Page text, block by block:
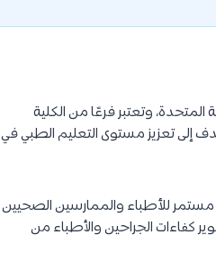
المتحدة، وتعتبر فرعًا من الكلية
إلى تعزيز مستوى التعليم الطبي في
مستمر للأطباء والممارسين الصحيين
كفاءات الجراحين والأطباء من